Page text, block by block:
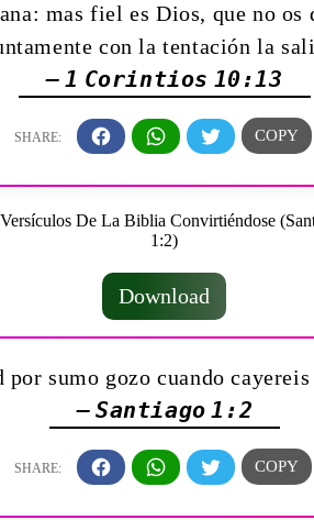
mas fiel es Dios, que no os
con la tentación la
— 1 Corintios 10:13
Download
por sumo gozo cuando
— Santiago 1:2